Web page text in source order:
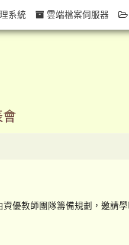
會
優教師團隊籌備規劃，邀請
系統 雲端檔案伺服器